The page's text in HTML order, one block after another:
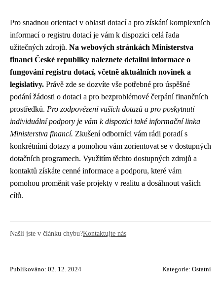
Pro snadnou orientaci v oblasti dotací a pro získání komplexních
informací o registru dotací je vám k dispozici celá řada
užitečných zdrojů. Na webových stránkách Ministerstva
financí České republiky naleznete detailní informace o
fungování registru dotací, včetně aktuálních novinek a
legislativy. Právě zde se dozvíte vše potřebné pro úspěšné
podání žádosti o dotaci a pro bezproblémové čerpání finančních
prostředků. Pro zodpovězení vašich dotazů a pro poskytnutí
individuální podpory je vám k dispozici také informační linka
Ministerstva financí. Zkušení odborníci vám rádi poradí s
konkrétními dotazy a pomohou vám zorientovat se v dostupných
dotačních programech. Využitím těchto dostupných zdrojů a
kontaktů získáte cenné informace a podporu, které vám
pomohou proměnit vaše projekty v realitu a dosáhnout vašich
cílů.
Našli jste v článku chybu?Kontaktujte nás
Publikováno: 02. 12. 2024 Kategorie: Ostatní